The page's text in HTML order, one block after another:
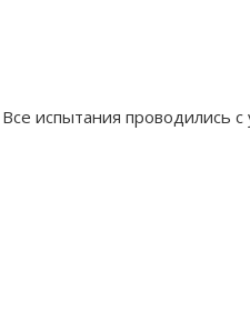
испытания проводились с